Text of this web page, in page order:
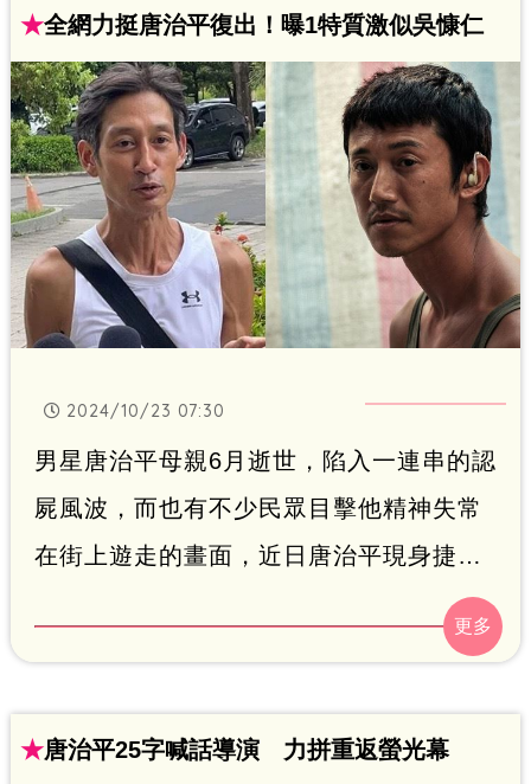
★全網力挺唐治平復出！曝1特質激似吳慷仁
2024/10/23 07:30
男星唐治平母親6月逝世，陷入一連串的認
屍風波，而也有不少民眾目擊他精神失常
在街上遊走的畫面，近日唐治平現身捷運
站受訪，表示還鬆口自己有意重返演藝
圈，對著國內外導演們喊話：「我的狀態
說，唐治平現在樣子很像吳慷仁。趙浩雲
★唐治平25字喊話導演 力拼重返螢光幕